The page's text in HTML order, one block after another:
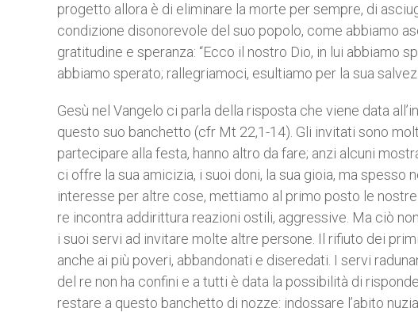
progetto allora è di eliminare la morte per sempre, di
condizione disonorevole del suo popolo, come abbiamo
gratitudine e speranza: “Ecco il nostro Dio, in lui abbiamo
abbiamo sperato; rallegriamoci, esultiamo per la sua
Gesù nel Vangelo ci parla della risposta che viene data
questo suo banchetto (cfr Mt 22,1-14). Gli invitati sono
partecipare alla festa, hanno altro da fare; anzi alcuni
ci offre la sua amicizia, i suoi doni, la sua gioia, ma
interesse per altre cose, mettiamo al primo posto le
re incontra addirittura reazioni ostili, aggressive. Ma ciò
i suoi servi ad invitare molte altre persone. Il rifiuto dei
anche ai più poveri, abbandonati e diseredati. I servi
del re non ha confini e a tutti è data la possibilità di
restare a questo banchetto di nozze: indossare l’abito